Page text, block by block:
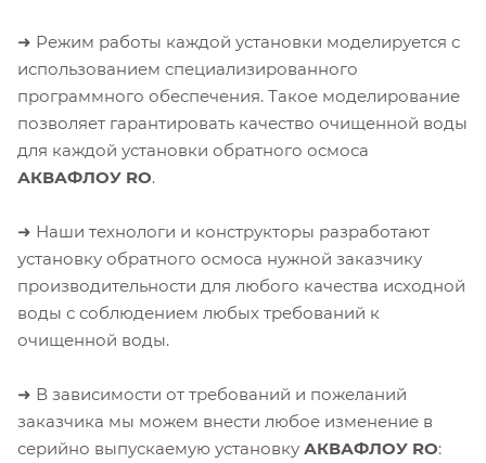
➜ Режим работы каждой установки моделируется с
использованием специализированного
программного обеспечения. Такое моделирование
позволяет гарантировать качество очищенной воды
для каждой установки обратного осмоса
АКВАФЛОУ RO.
➜ Наши технологи и конструкторы разработают
установку обратного осмоса нужной заказчику
производительности для любого качества исходной
воды с соблюдением любых требований к
очищенной воды.
➜ В зависимости от требований и пожеланий
заказчика мы можем внести любое изменение в
серийно выпускаемую установку АКВАФЛОУ RO: